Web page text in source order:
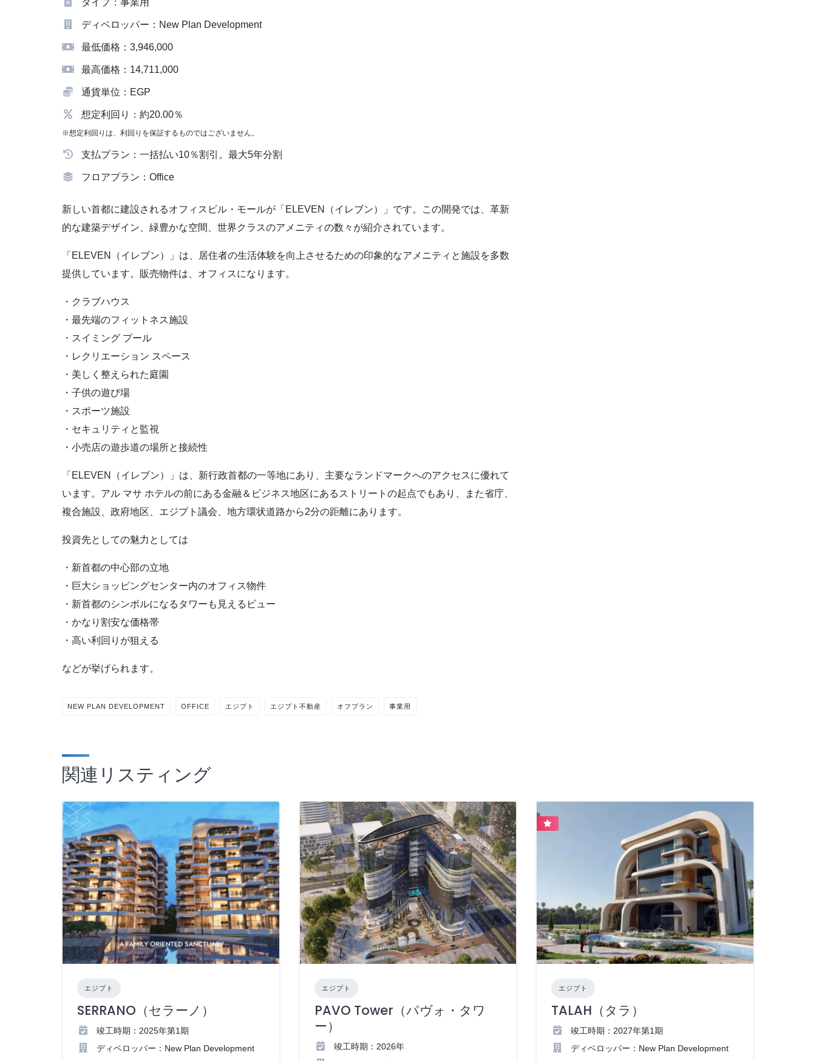
ディベロッパー：New Plan Development
最低価格：3,946,000
最高価格：14,711,000
通貨単位：EGP
想定利回り：約20.00％
※想定利回りは、利回りを保証するものではございません。
支払プラン：一括払い10％割引。最大5年分割
フロアプラン：Office
新しい首都に建設されるオフィスビル・モールが「ELEVEN（イレブン）」です。この開発では、革新
的な建築デザイン、緑豊かな空間、世界クラスのアメニティの数々が紹介されています。
「ELEVEN（イレブン）」は、居住者の生活体験を向上させるための印象的なアメニティと施設を多数
提供しています。販売物件は、オフィスになります。
・クラブハウス
・最先端のフィットネス施設
・スイミング プール
・レクリエーション スペース
・美しく整えられた庭園
・子供の遊び場
・スポーツ施設
・セキュリティと監視
・小売店の遊歩道の場所と接続性
「ELEVEN（イレブン）」は、新行政首都の一等地にあり、主要なランドマークへのアクセスに優れて
います。アル マサ ホテルの前にある金融＆ビジネス地区にあるストリートの起点でもあり、また省庁、
複合施設、政府地区、エジプト議会、地方環状道路から2分の距離にあります。
投資先としての魅力としては
・新首都の中心部の立地
・巨大ショッピングセンター内のオフィス物件
・新首都のシンボルになるタワーも見えるビュー
・かなり割安な価格帯
・高い利回りが狙える
などが挙げられます。
NEW PLAN DEVELOPMENT OFFICE エジプト エジプト不動産 オフプラン 事業用
関連リスティング
エジプト
SERRANO（セラーノ）
竣工時期：2025年第1期
ディベロッパー：New Plan Development
エジプト
PAVO Tower（パヴォ・タワ
ー）
竣工時期：2026年
エジプト
TALAH（タラ）
竣工時期：2027年第1期
ディベロッパー：New Plan Development